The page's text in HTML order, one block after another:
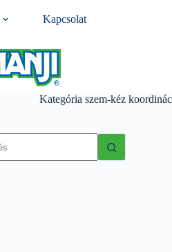
Kapcsolat
Kategória szem-kéz